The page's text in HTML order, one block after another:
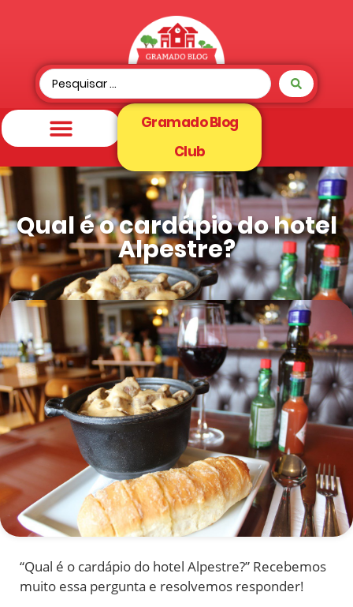
Gramado Blog
Club
Qual é o cardápio do hotel
Alpestre?
“Qual é o cardápio do hotel Alpestre?” Recebemos
muito essa pergunta e resolvemos responder!